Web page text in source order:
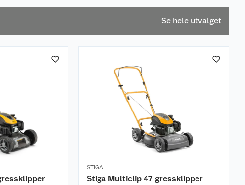
Se hele utvalget
STIGA
Stiga Multiclip 47 gressklipper